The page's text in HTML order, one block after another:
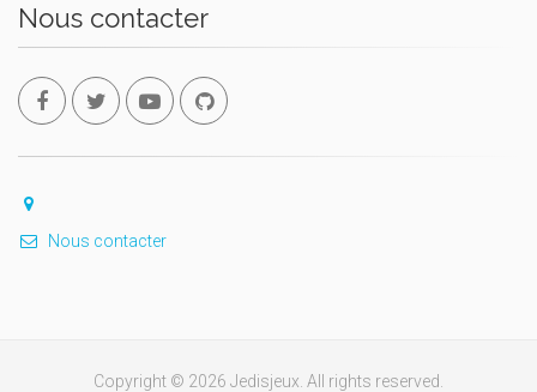
Nous contacter
Nous contacter
Copyright © 2026 Jedisjeux. All rights reserved.